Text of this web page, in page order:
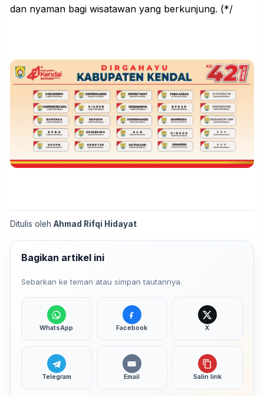
dan nyaman bagi wisatawan yang berkunjung. (*/
Ditulis oleh Ahmad Rifqi Hidayat
Bagikan artikel ini
Sebarkan ke teman atau simpan tautannya.
WhatsApp Facebook X
Telegram Email Salin link